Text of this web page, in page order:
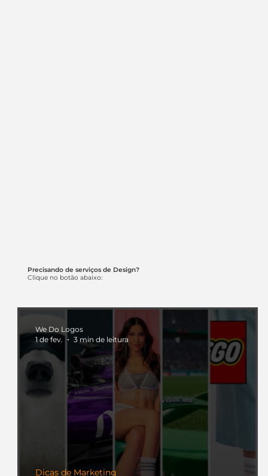
Precisando de serviços de Design?
Clique no botão abaixo:
Dicas de Marketing
We Do Logos
1 de fev.
3 min de leitura